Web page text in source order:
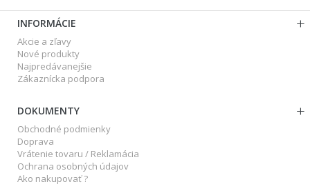
INFORMÁCIE
Akcie a zľavy
Nové produkty
Najpredávanejšie
Zákaznícka podpora
DOKUMENTY
Obchodné podmienky
Doprava
Vrátenie tovaru / Reklamácia
Ochrana osobných údajov
Ako nakupovať ?